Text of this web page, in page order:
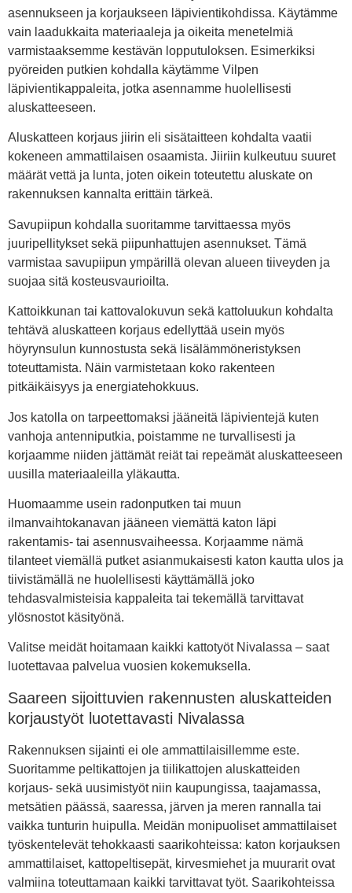
asennukseen ja korjaukseen läpivientikohdissa. Käytämme
vain laadukkaita materiaaleja ja oikeita menetelmiä
varmistaaksemme kestävän lopputuloksen. Esimerkiksi
pyöreiden putkien kohdalla käytämme Vilpen
läpivientikappaleita, jotka asennamme huolellisesti
aluskatteeseen.
Aluskatteen korjaus jiirin eli sisätaitteen kohdalta vaatii
kokeneen ammattilaisen osaamista. Jiiriin kulkeutuu suuret
määrät vettä ja lunta, joten oikein toteutettu aluskate on
rakennuksen kannalta erittäin tärkeä.
Savupiipun kohdalla suoritamme tarvittaessa myös
juuripellitykset sekä piipunhattujen asennukset. Tämä
varmistaa savupiipun ympärillä olevan alueen tiiveyden ja
suojaa sitä kosteusvaurioilta.
Kattoikkunan tai kattovalokuvun sekä kattoluukun kohdalta
tehtävä aluskatteen korjaus edellyttää usein myös
höyrynsulun kunnostusta sekä lisälämmöneristyksen
toteuttamista. Näin varmistetaan koko rakenteen
pitkäikäisyys ja energiatehokkuus.
Jos katolla on tarpeettomaksi jääneitä läpivientejä kuten
vanhoja antenniputkia, poistamme ne turvallisesti ja
korjaamme niiden jättämät reiät tai repeämät aluskatteeseen
uusilla materiaaleilla yläkautta.
Huomaamme usein radonputken tai muun
ilmanvaihtokanavan jääneen viemättä katon läpi
rakentamis- tai asennusvaiheessa. Korjaamme nämä
tilanteet viemällä putket asianmukaisesti katon kautta ulos ja
tiivistämällä ne huolellisesti käyttämällä joko
tehdasvalmisteisia kappaleita tai tekemällä tarvittavat
ylösnostot käsityönä.
Valitse meidät hoitamaan kaikki kattotyöt Nivalassa – saat
luotettavaa palvelua vuosien kokemuksella.
Saareen sijoittuvien rakennusten aluskatteiden
korjaustyöt luotettavasti Nivalassa
Rakennuksen sijainti ei ole ammattilaisillemme este.
Suoritamme peltikattojen ja tiilikattojen aluskatteiden
korjaus- sekä uusimistyöt niin kaupungissa, taajamassa,
metsätien päässä, saaressa, järven ja meren rannalla tai
vaikka tunturin huipulla. Meidän monipuoliset ammattilaiset
työskentelevät tehokkaasti saarikohteissa: katon korjauksen
ammattilaiset, kattopeltisepät, kirvesmiehet ja muurarit ovat
valmiina toteuttamaan kaikki tarvittavat työt. Saarikohteissa